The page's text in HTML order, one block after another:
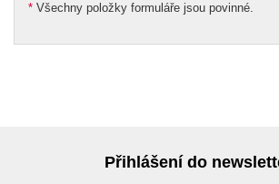
* Všechny položky formuláře jsou povinné.
Přihlášení do